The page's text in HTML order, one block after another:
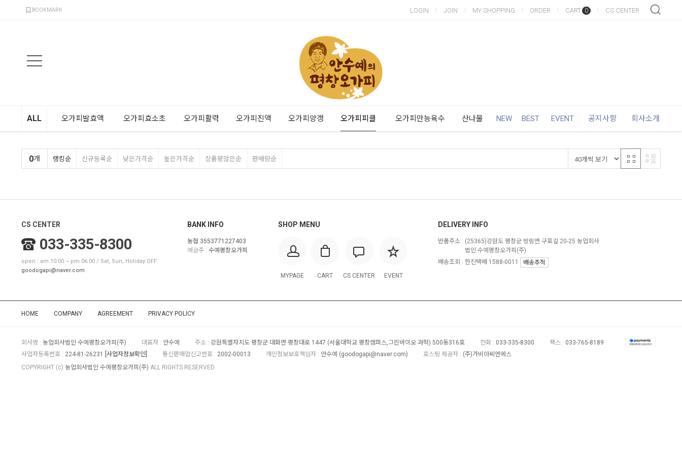
BOOKMARK LOGIN JOIN MY SHOPPING ORDER CART 0 CS CENTER
ALL 오가피발효액 오가피효소초 오가피활력 오가피진액 오가피양갱 오가피피클 오가피만능육수 산나물 NEW BEST EVENT 공지사항 회사소개
0개 랭킹순 신규등록순 낮은가격순 높은가격순 상품평많은순 판매량순
CS CENTER
033-335-8300
open : am 10:00 ~ pm 06:00 / Sat, Sun, Holiday OFF
goodogapi@naver.com
BANK INFO
농협 3553771227403
예금주 : 수예평창오가피
SHOP MENU
MYPAGE CART CS CENTER EVENT
DELIVERY INFO
반품주소 : (25365)강원도 평창군 방림면 구포길 20-25 농업회사
법인 수예평창오가피(주)
배송조회 : 한진택배 1588-0011
배송추적
HOME COMPANY AGREEMENT PRIVACY POLICY
회사명 : 농업회사법인 수예평창오가피(주) 대표자 : 안수예 주소 : 강원특별자치도 평창군 대화면 평창대로 1447 (서울대학교 평창캠퍼스,그린바이오 과학) 500동316호 전화 : 033-335-8300 팩스 : 033-765-8189
사업자등록번호 : 224-81-26231 [사업자정보확인] 통신판매업신고번호 : 2002-00013 개인정보보호책임자 : 안수예 (goodogapi@naver.com) 호스팅 제공자 : (주)가비아씨엔에스
COPYRIGHT (c) 농업회사법인 수예평창오가피(주) ALL RIGHTS RESERVED.